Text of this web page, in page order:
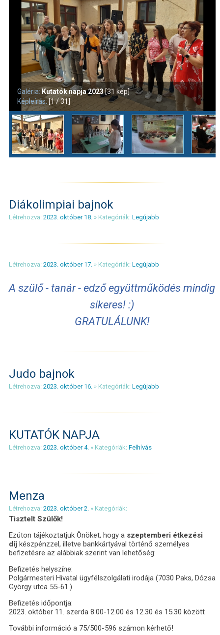
Galéria:Kutatók napja 2023[31 kép]
Képleírás:[1 / 31]
Diákolimpiai bajnok
Létrehozva: 2023. október 18. » Kategóriák: Legújabb
Létrehozva: 2023. október 17. » Kategóriák: Legújabb
A szülő - tanár - edző együttműködés mindig
sikeres! :)
GRATULÁLUNK!
Judo bajnok
Létrehozva: 2023. október 16. » Kategóriák: Legújabb
KUTATÓK NAPJA
Létrehozva: 2023. október 4. » Kategóriák: Felhívás
Menza
Létrehozva: 2023. október 2. » Kategóriák:
Tisztelt Szülők!
Ezúton tájékoztatjuk Önöket, hogy aszeptemberi étkezési
díj készpénzzel, illetve bankkártyával történő személyes
befizetésre az alábbiak szerint van lehetőség:
Befizetés helyszíne:
Polgármesteri Hivatal ügyfélszolgálati irodája (7030 Paks, Dózsa
György utca 55-61.)
Befizetés időpontja:
2023. október 11. szerda 8.00-12.00 és 12.30 és 15.30 között
További információ a 75/500-596 számon kérhető!